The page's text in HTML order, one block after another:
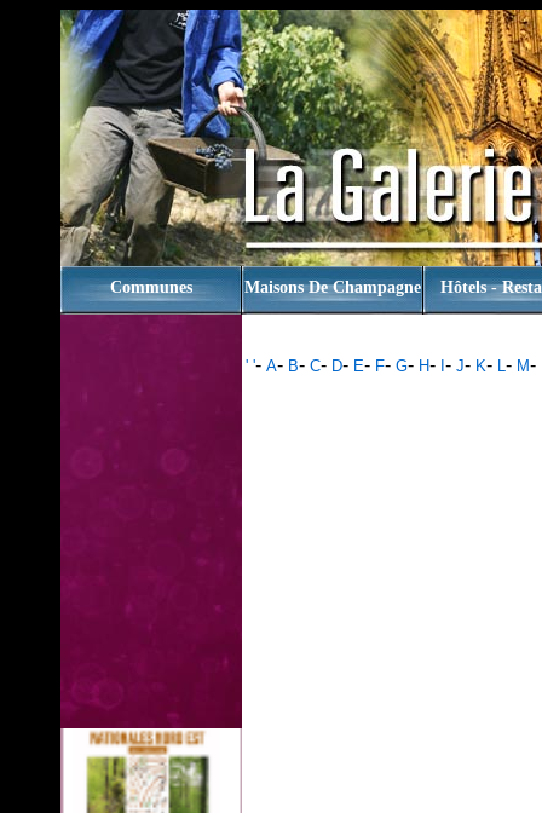
Communes Maisons De Champagne Hôtels -
' '- A- B- C- D- E- F- G- H- - J- K- L- M-